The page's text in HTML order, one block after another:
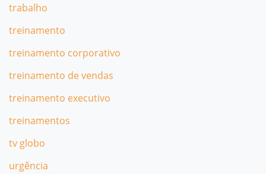
trabalho
treinamento
treinamento corporativo
treinamento de vendas
treinamento executivo
treinamentos
tv globo
urgência